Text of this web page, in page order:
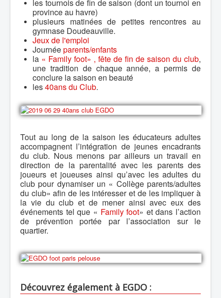
les tournois de fin de saison (dont un tournoi en
province au havre)
plusieurs matinées de petites rencontres au
gymnase Doudeauville.
Jeux de l'emploi
Journéeparents/enfants
la « Family foot» , fête de fin de saison du club,
une tradition de chaque année, a permis de
conclure la saison en beauté
les40ans du Club.
Tout au long de la saison les éducateurs adultes
accompagnent l’intégration de jeunes encadrants
du club. Nous menons par ailleurs un travail en
direction de la parentalité avec les parents des
joueurs et joueuses ainsi qu’avec les adultes du
club pour dynamiser un « Collège parents/adultes
du club» afin de les intéresser et de les impliquer à
la vie du club et de mener ainsi avec eux des
événements tel que « Family foot» et dans l’action
de prévention portée par l’association sur le
quartier.
Découvrez également à EGDO :